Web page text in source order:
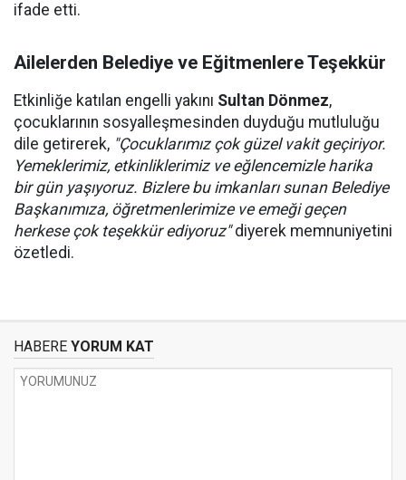
ifade etti.
Ailelerden Belediye ve Eğitmenlere Teşekkür
Etkinliğe katılan engelli yakını Sultan Dönmez,
çocuklarının sosyalleşmesinden duyduğu mutluluğu
dile getirerek, "Çocuklarımız çok güzel vakit geçiriyor.
Yemeklerimiz, etkinliklerimiz ve eğlencemizle harika
bir gün yaşıyoruz. Bizlere bu imkanları sunan Belediye
Başkanımıza, öğretmenlerimize ve emeği geçen
herkese çok teşekkür ediyoruz"diyerek memnuniyetini
özetledi.
HABERE YORUM KAT